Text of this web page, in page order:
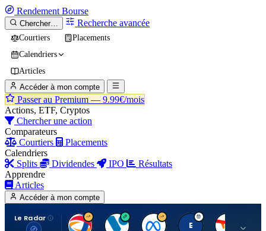
Rendement Bourse
Chercher… Recherche avancée
Courtiers
Placements
Calendriers
Articles
Accéder à mon compte
Passer au Premium — 9.99€/mois
Actions, ETF, Cryptos
Chercher une action
Comparateurs
Courtiers
Placements
Calendriers
Splits
Dividendes IPO
Résultats
Apprendre
Articles
Accéder à mon compte
Le Radar
T V M E T